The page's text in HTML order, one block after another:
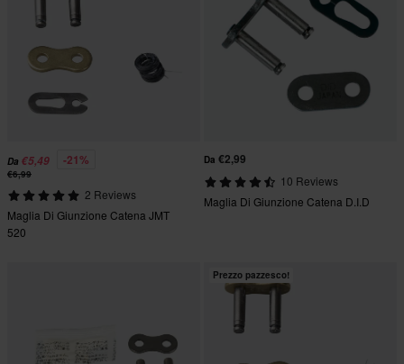
Da €5,49 -21%
€6,99
2 Reviews
Maglia Di Giunzione Catena JMT
520
Da €2,99
10 Reviews
Maglia Di Giunzione Catena D.I.D
Prezzo pazzesco!